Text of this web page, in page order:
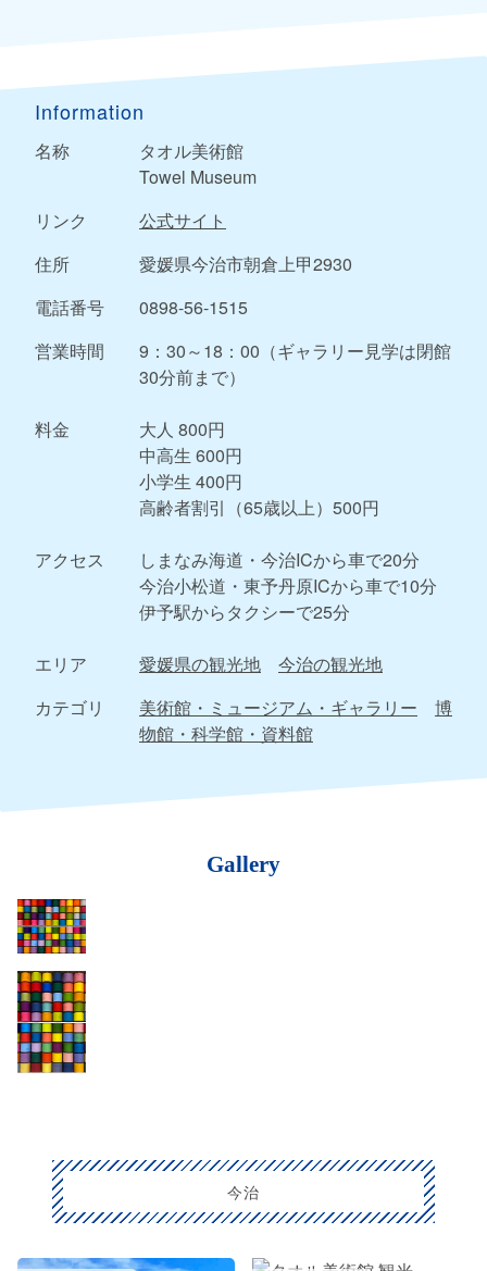
Information
名称
タオル美術館
Towel Museum
リンク
公式サイト
住所
愛媛県今治市朝倉上甲2930
電話番号
0898-56-1515
営業時間
9：30～18：00（ギャラリー見学は閉館
30分前まで）
料金
大人 800円
中高生 600円
小学生 400円
高齢者割引（65歳以上）500円
アクセス
しまなみ海道・今治ICから車で20分
今治小松道・東予丹原ICから車で10分
伊予駅からタクシーで25分
エリア 愛媛県の観光地
今治の観光地
カテゴリ
美術館・ミュージアム・ギャラリー
博
物館・科学館・資料館
Gallery
今治